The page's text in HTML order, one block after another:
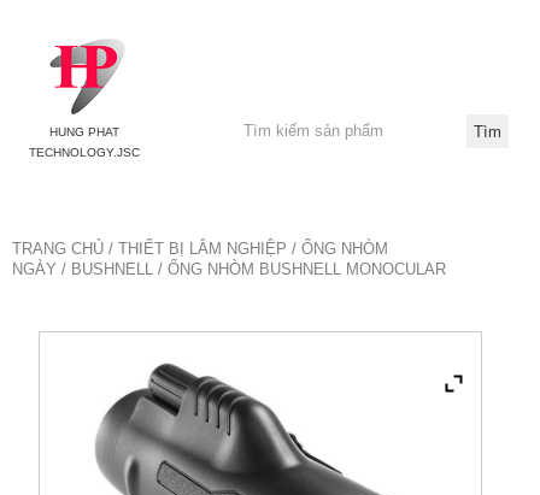
HUNG PHAT
TECHNOLOGY.JSC
TRANG CHỦ / THIẾT BỊ LÂM NGHIỆP / ỐNG NHÒM
NGÀY / BUSHNELL / ỐNG NHÒM BUSHNELL MONOCULAR